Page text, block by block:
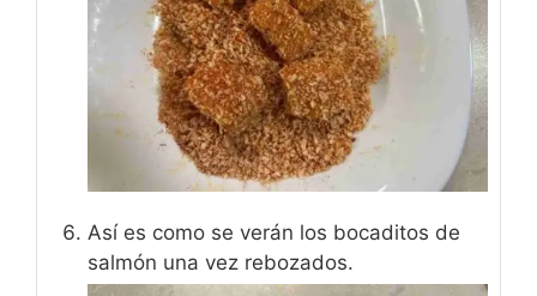
Así es como se verán los bocaditos de
salmón una vez rebozados.